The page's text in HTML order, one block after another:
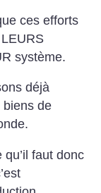
ces efforts
LEURS
système.
déjà
biens de
qu’il faut donc